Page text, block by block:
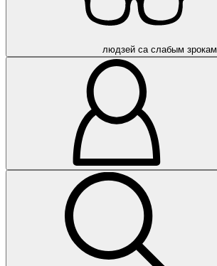
людзей са слабым зрокам